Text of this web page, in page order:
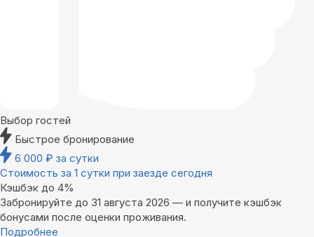
Выбор гостей
Быстрое бронирование
6 000 ₽ за сутки
Стоимость за 1 сутки при заезде сегодня
Кэшбэк до 4%
Забронируйте до 31 августа 2026 — и получите кэшбэк
бонусами после оценки проживания.
Подробнее